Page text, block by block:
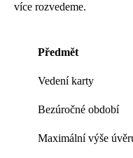
více rozvedeme.
Předmět
Vedení karty
Bezúročné období
Maximální výše